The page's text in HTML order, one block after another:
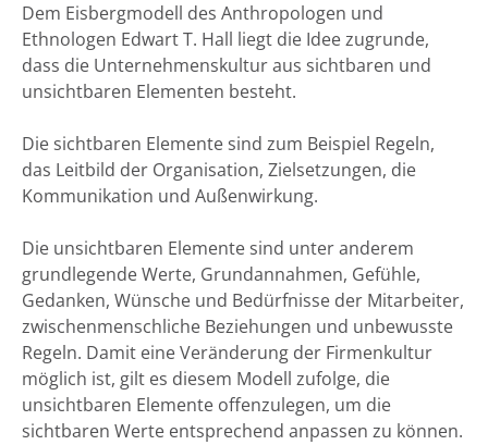
Dem Eisbergmodell des Anthropologen und
Ethnologen Edwart T. Hall liegt die Idee zugrunde,
dass die Unternehmenskultur aus sichtbaren und
unsichtbaren Elementen besteht.
Die sichtbaren Elemente sind zum Beispiel Regeln,
das Leitbild der Organisation, Zielsetzungen, die
Kommunikation und Außenwirkung.
Die unsichtbaren Elemente sind unter anderem
grundlegende Werte, Grundannahmen, Gefühle,
Gedanken, Wünsche und Bedürfnisse der Mitarbeiter,
zwischenmenschliche Beziehungen und unbewusste
Regeln. Damit eine Veränderung der Firmenkultur
möglich ist, gilt es diesem Modell zufolge, die
unsichtbaren Elemente offenzulegen, um die
sichtbaren Werte entsprechend anpassen zu können.